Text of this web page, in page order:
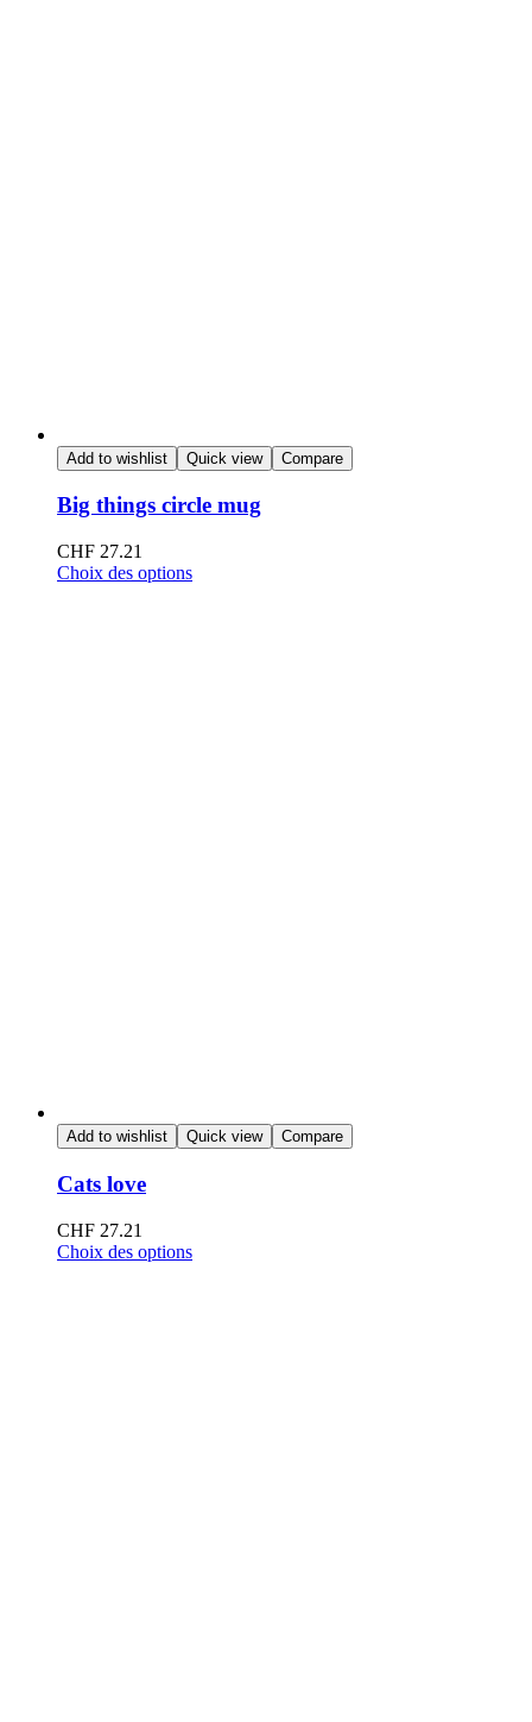
Add to wishlist Quick view Compare
Big things circle mug
CHF 27.21
Choix des options
Add to wishlist Quick view Compare
Cats love
CHF 27.21
Choix des options